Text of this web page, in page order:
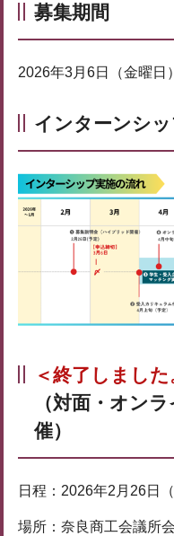
募集期間
2026年3月6日（金曜日
インターンシ
＜終了しました
（対面・オン
催）
日程：2026年2月26日
場所：奈良商工会議所